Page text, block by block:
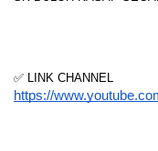
✅ LINK CHANNEL
https://